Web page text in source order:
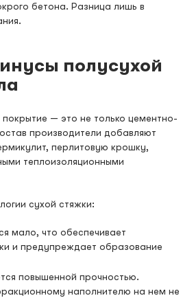
бетона. Разница лишь в
полусухой
— это не только цементно-
производители добавляют
перлитовую крошку,
теплоизоляционными
сухой стяжки:
мало, что обеспечивает
и предупреждает образование
повышенной прочностью.
наполнителю на нем не